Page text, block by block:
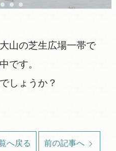
山の芝生広場一帯で
です。
しょうか？
へ戻る 前の記事へ